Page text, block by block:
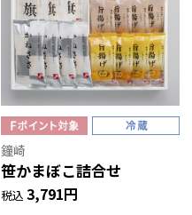
鐘崎
笹かまぼこ詰合せ
税込 3,791円